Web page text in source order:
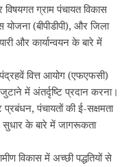
ग्राम पंचायत विकास
योजना (बीपीडीपी), और जिला
और कार्यान्वयन के बारे में
वित्त आयोग (एफएफसी)
में अंतर्दृष्टि प्रदान करना।
प्रबंधन, पंचायतों की ई-सक्षमता
सुधार के बारे में जागरूकता
विकास में अच्छी पद्धतियों से